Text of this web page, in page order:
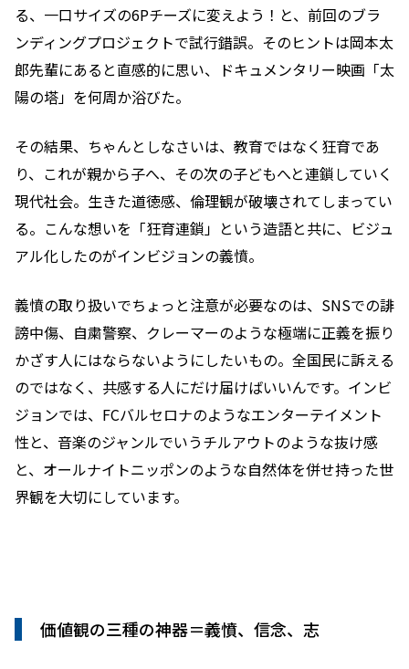
る、一口サイズの6Pチーズに変えよう！と、前回のブラ
ンディングプロジェクトで試行錯誤。そのヒントは岡本太
郎先輩にあると直感的に思い、ドキュメンタリー映画「太
陽の塔」を何周か浴びた。
その結果、ちゃんとしなさいは、教育ではなく狂育であ
り、これが親から子へ、その次の子どもへと連鎖していく
現代社会。生きた道徳感、倫理観が破壊されてしまってい
る。こんな想いを「狂育連鎖」という造語と共に、ビジュ
アル化したのがインビジョンの義憤。
義憤の取り扱いでちょっと注意が必要なのは、SNSでの誹
謗中傷、自粛警察、クレーマーのような極端に正義を振り
かざす人にはならないようにしたいもの。全国民に訴える
のではなく、共感する人にだけ届けばいいんです。インビ
ジョンでは、FCバルセロナのようなエンターテイメント
性と、音楽のジャンルでいうチルアウトのような抜け感
と、オールナイトニッポンのような自然体を併せ持った世
界観を大切にしています。
価値観の三種の神器＝義憤、信念、志